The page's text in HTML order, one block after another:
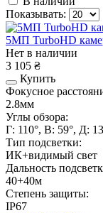
Показывать:
5МП TurboHD
Нет в наличии
3 105 ₴
Купить
Фокусное
2.8мм
Углы обзора:
Г: 110°, В: 59°, Д:
Тип подсветки:
ИК+видимый свет
Дальность
40+40м
Степень защиты:
IP67